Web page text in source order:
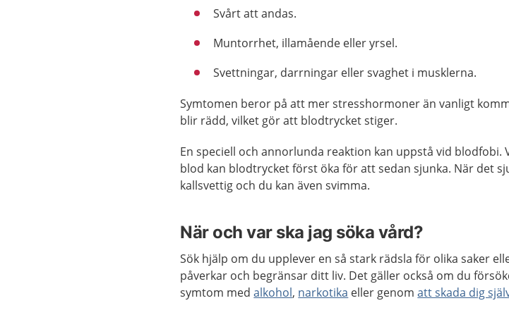
Svårt att andas.
Muntorrhet, illamående eller yrsel.
Svettningar, darrningar eller svaghet i musklerna.
Symtomen beror på att mer stresshormoner än vanligt
blir rädd, vilket gör att blodtrycket stiger.
En speciell och annorlunda reaktion kan uppstå vid blodfobi.
blod kan blodtrycket först öka för att sedan sjunka. När det
kallsvettig och du kan även svimma.
När och var ska jag söka vård?
Sök hjälp om du upplever en så stark rädsla för olika saker
påverkar och begränsar ditt liv. Det gäller också om du
symtom medalkohol, narkotika eller genomatt skada dig